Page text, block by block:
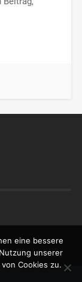
eine bessere
unserer
Cookies zu.